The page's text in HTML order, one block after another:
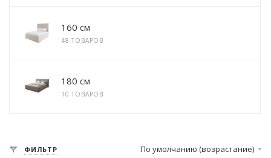
160 см
48 ТОВАРОВ
180 см
10 ТОВАРОВ
ФИЛЬТР По умолчанию (возрастание)